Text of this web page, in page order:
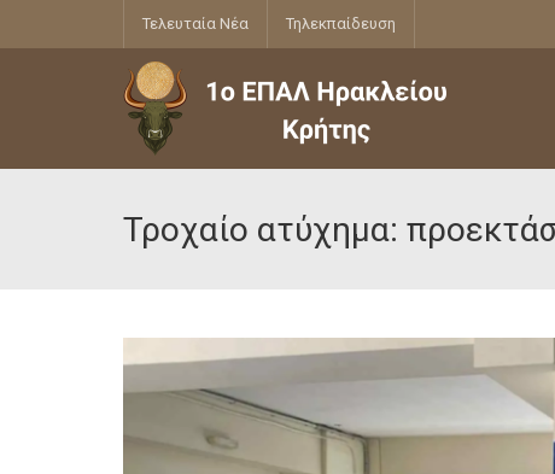
Τελευταία Νέα Τηλεκπαίδευση
Τροχαίο ατύχημα: